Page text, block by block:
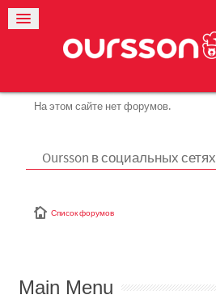
На этом сайте нет форумов.
Oursson в социальных сетях
Список форумов
Main Menu